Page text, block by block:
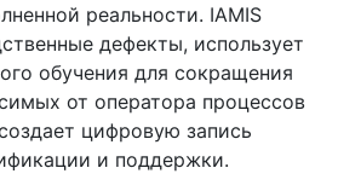
реальности. IAMIS
дефекты, использует
обучения для сокращения
от оператора процессов
цифровую запись
и поддержки.